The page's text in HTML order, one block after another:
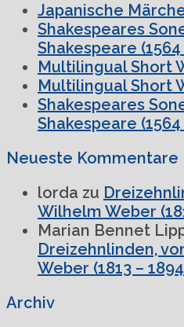
Japanische
Shakespeares
Shakespeare (1564
Multilingual Short
Multilingual Short
Shakespeares
Shakespeare (1564
Neueste Kommentare
lorda zu
Wilhelm Weber
Marian Bennet
Dreizehnlinden,
Weber (1813 –
Archiv